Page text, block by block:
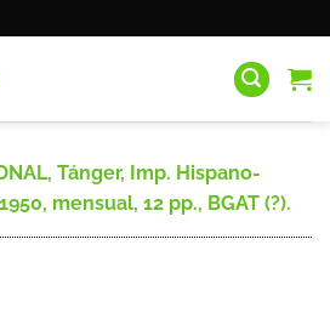
Tánger, Imp. Hispano-
mensual, 12 pp., BGAT (?).